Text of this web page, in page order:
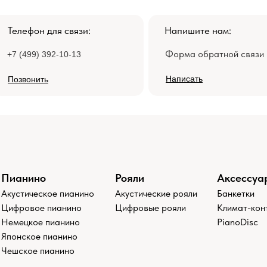
Телефон для связи: Напишите нам:
+7 (499) 392-10-13
Позвонить Написать
Форма обратной связи
Банкетки
Климат-
PianoDisc
Рояли
Акустические рояли
Цифровые рояли
Пианино
Акустическое пианино
Цифровое пианино
Немецкое пианино
Японское пианино
Чешское пианино